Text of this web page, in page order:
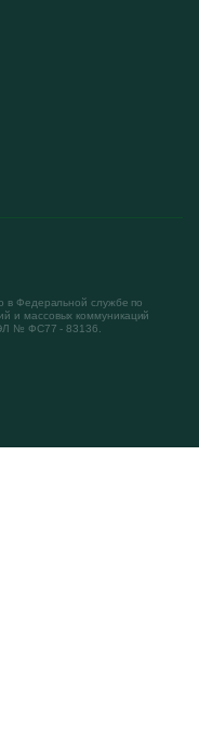
в Федеральной службе по
и массовых коммуникаций
№ ФС77 - 83136.